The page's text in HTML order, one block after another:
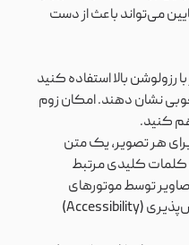
می‌تواند باعث از دست
با رزولوشن بالا استفاده کنید
نشان دهند. امکان زوم
کنید.
هر تصویر، یک متن
کلیدی مرتبط
توسط موتورهای
جستجو و همچنین دسترس‌پذیری (Accessibility)